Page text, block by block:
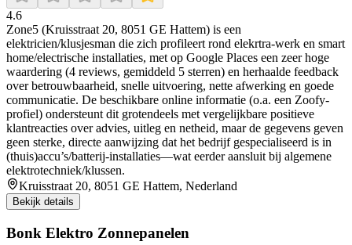
4.6
Zone5 (Kruisstraat 20, 8051 GE Hattem) is een
elektricien/klusjesman die zich profileert rond elekrtra-werk en smart
home/electrische installaties, met op Google Places een zeer hoge
waardering (4 reviews, gemiddeld 5 sterren) en herhaalde feedback
over betrouwbaarheid, snelle uitvoering, nette afwerking en goede
communicatie. De beschikbare online informatie (o.a. een Zoofy-
profiel) ondersteunt dit grotendeels met vergelijkbare positieve
klantreacties over advies, uitleg en netheid, maar de gegevens geven
geen sterke, directe aanwijzing dat het bedrijf gespecialiseerd is in
(thuis)accu’s/batterij-installaties—wat eerder aansluit bij algemene
elektrotechniek/klussen.
Kruisstraat 20, 8051 GE Hattem, Nederland
Bekijk details
Bonk Elektro Zonnepanelen